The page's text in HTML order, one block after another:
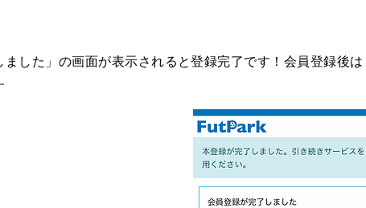
ました」の画面が表示されると登録完了です！会員登録後